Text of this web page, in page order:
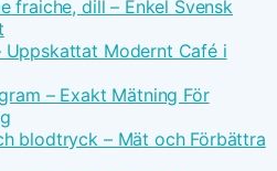
fraiche, dill – Enkel Svensk
Uppskattat Modernt Café i
– Exakt Mätning För
blodtryck – Mät och Förbättra